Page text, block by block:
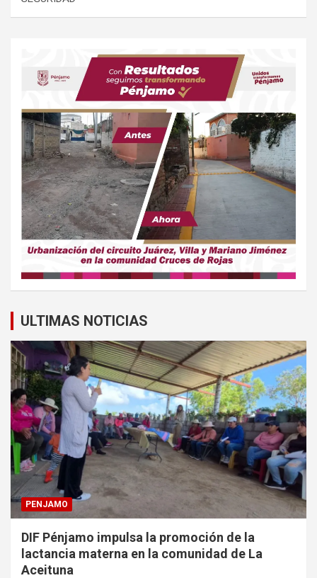
ULTIMAS NOTICIAS
PENJAMO
DIF Pénjamo impulsa la promoción de la
lactancia materna en la comunidad de La
Aceituna